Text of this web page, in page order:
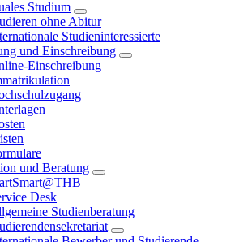
Studium
ohne Abitur
Studieninteressierte
und Einschreibung
Einschreibung
und Beratung
Desk
Studienberatung